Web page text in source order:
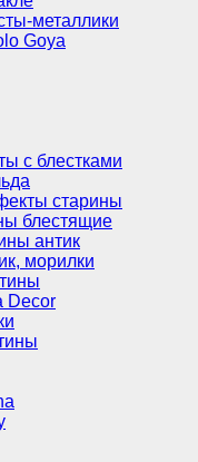
металлики
Goya
с блестками
старины
блестящие
антик
морилки
Decor